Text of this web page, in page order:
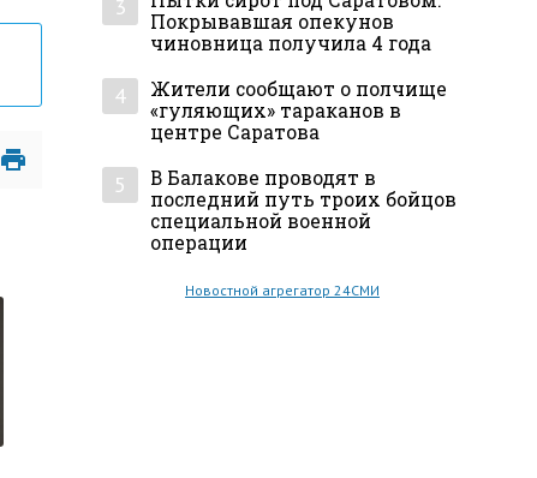
3
Покрывавшая опекунов
чиновница получила 4 года
4
Жители сообщают о полчище
«гуляющих» тараканов в
центре Саратова
5
В Балакове проводят в
последний путь троих бойцов
специальной военной
операции
Новостной агрегатор 24СМИ